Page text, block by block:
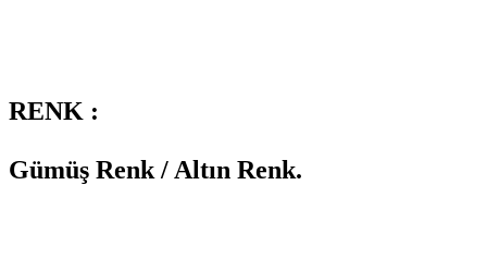
RENK :
Gümüş Renk / Altın Renk.